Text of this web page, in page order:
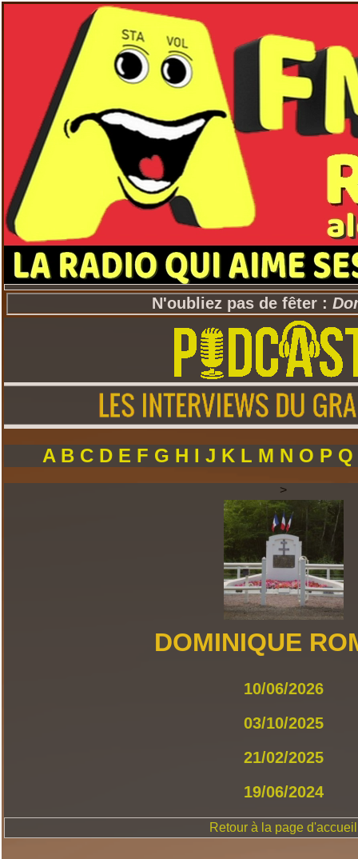
A B C D E F G H IJ K L M N O P
>
DOMINIQUE
10/06/2026
03/10/2025
21/02/2025
19/06/2024
Retour à la page d'accueil